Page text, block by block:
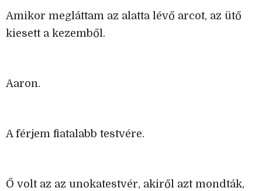
Amikor megláttam az alatta lévő arcot, az ütő
kiesett a kezemből.
Aaron.
A férjem fiatalabb testvére.
Ő volt az az unokatestvér, akiről azt mondták,